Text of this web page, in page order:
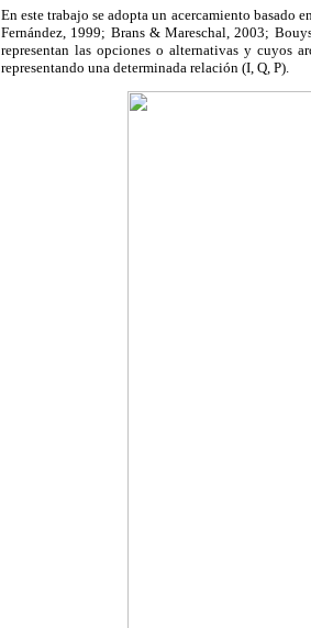
En este trabajo se adopta un acercamiento basado
Fernández, 1999; Brans & Mareschal, 2003;
representan las opciones o alternativas y cuyos
representando una determinada relación (I, Q, P).